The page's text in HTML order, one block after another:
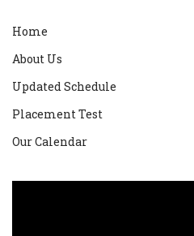
Home
About Us
Updated Schedule
Placement Test
Our Calendar